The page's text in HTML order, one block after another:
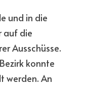
und in die
auf die
Ausschüsse.
konnte
werden. An